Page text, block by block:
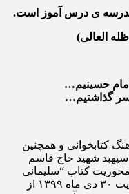
ی درس آموز است.
العالی)
حسینیم…
گذاشتیم…
کتابخوانی و همچنین
سپهبد شهید حاج قاسم
کتاب “سلیمانی
عزیز” دربازه ی زمانی ۳۰ مرداد ماه لغایت ۳۰ دی ماه ۱۳۹۹ از